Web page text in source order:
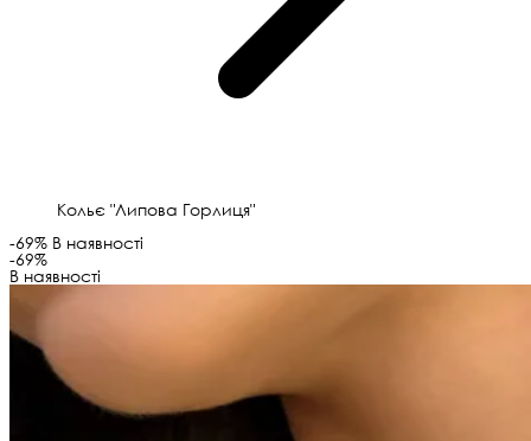
Кольє "Липова Горлиця"
-69% В наявності
-69%
В наявності